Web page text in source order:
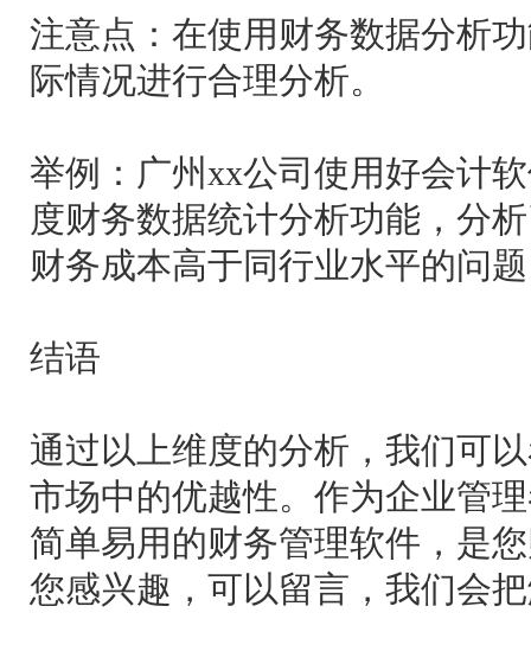
注意点：在使用财务数据分析
际情况进行合理分析。
举例：广州xx公司使用好会计
度财务数据统计分析功能，分
财务成本高于同行业水平的问
结语
通过以上维度的分析，我们可
市场中的优越性。作为企业管
简单易用的财务管理软件，是
您感兴趣，可以留言，我们会